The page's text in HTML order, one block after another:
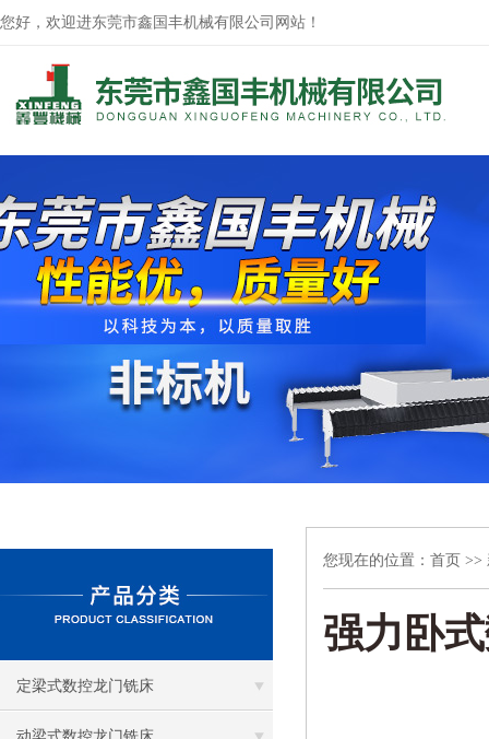
您好，欢迎进东莞市鑫国丰机械有限公司网站！
定梁式数控龙门铣床
您现在的位置： 首页 >>
强力卧